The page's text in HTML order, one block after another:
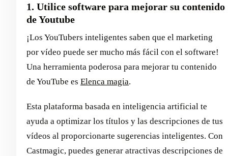
1. Utilice software para mejorar su contenido
de Youtube
¡Los YouTubers inteligentes saben que el marketing
por vídeo puede ser mucho más fácil con el software!
Una herramienta poderosa para mejorar tu contenido
de YouTube es Elenca magia.
Esta plataforma basada en inteligencia artificial te
ayuda a optimizar los títulos y las descripciones de tus
vídeos al proporcionarte sugerencias inteligentes. Con
Castmagic, puedes generar atractivas descripciones de